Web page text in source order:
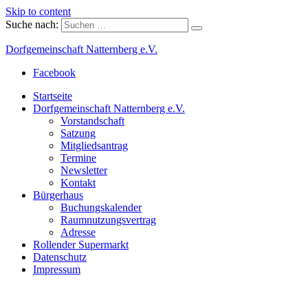
Skip to content
Suche nach:
Dorfgemeinschaft Natternberg e.V.
Facebook
Startseite
Dorfgemeinschaft Natternberg e.V.
Vorstandschaft
Satzung
Mitgliedsantrag
Termine
Newsletter
Kontakt
Bürgerhaus
Buchungskalender
Raumnutzungsvertrag
Adresse
Rollender Supermarkt
Datenschutz
Impressum